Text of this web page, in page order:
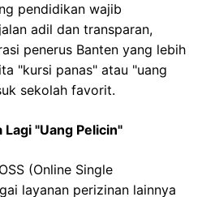
pendidikan wajib
adil dan transparan,
penerus Banten yang lebih
"kursi panas" atau "uang
sekolah favorit.
Lagi "Uang Pelicin"
(Online Single
layanan perizinan lainnya